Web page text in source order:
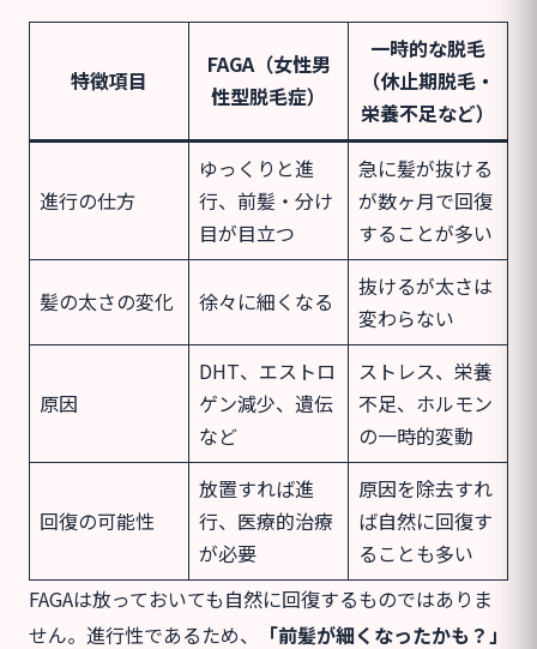
特徴項目
FAGA（女性男
性型脱毛症）
一時的な脱毛
（休止期脱毛・
栄養不足など）
進行の仕方
ゆっくりと進
行、前髪・分け
目が目立つ
急に髪が抜ける
が数ヶ月で回復
することが多い
髪の太さの変化 徐々に細くなる
抜けるが太さは
変わらない
原因
DHT、エストロ
ゲン減少、遺伝
など
ストレス、栄養
不足、ホルモン
の一時的変動
回復の可能性
放置すれば進
行、医療的治療
が必要
原因を除去すれ
ば自然に回復す
ることも多い
FAGAは放っておいても自然に回復するものではありま
せん。進行性であるため、
「前髪が細くなったかも？」